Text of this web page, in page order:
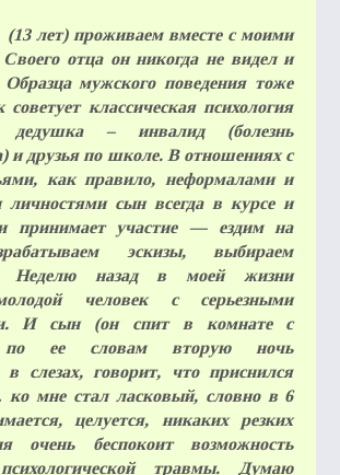
лет) проживаем вместе с моими
отца он никогда не видел и
мужского поведения тоже
классическая психология
– инвалид (болезнь
и друзья по школе. В отношениях с
как правило, неформалами и
личностями сын всегда в курсе и
принимает участие — ездим на
эскизы, выбираем
Неделю назад в моей жизни
человек с серьезными
И сын (он спит в комнате с
по ее словам вторую ночь
в слезах, говорит, что приснился
ко мне стал ласковый, словно в 6
целуется, никаких резких
очень беспокоит возможность
травмы. Думаю